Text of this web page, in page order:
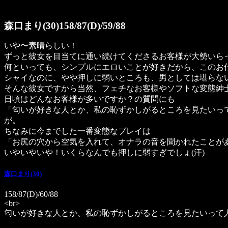
森口まり(30)158/87(D)/59/88
いや〜素晴らしい！
ずっと彼女を目当てに通い続けてくださるお客様が大勢いら
何といっても、シンプルにエロいことが好きだから、この
シャイなのに、やや押しに弱いところも、男としては堪らな
そんな彼女ですから当然、フェチなお客様やソフトな変態
日頃はどんなお客様が多いですか？の質問にも
「匂いが好きな人とか、私の恥ずかしがるところを見たい
が。
ちなみに今までした一番変態なプレイは
「お尻の穴から空気を入れて、オナラの音を聞かれたことが
いやいやいや！いくらなんでも押しに弱すぎでしょ(汗)
森口まり(30)
158/87(D)/60/88
<br>
匂いが好きな人とか、私の恥ずかしがるところを見たいっ